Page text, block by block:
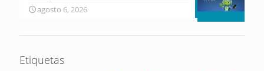
agosto 6, 2026
Etiquetas